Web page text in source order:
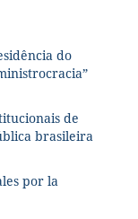
do
de
brasileira
por la